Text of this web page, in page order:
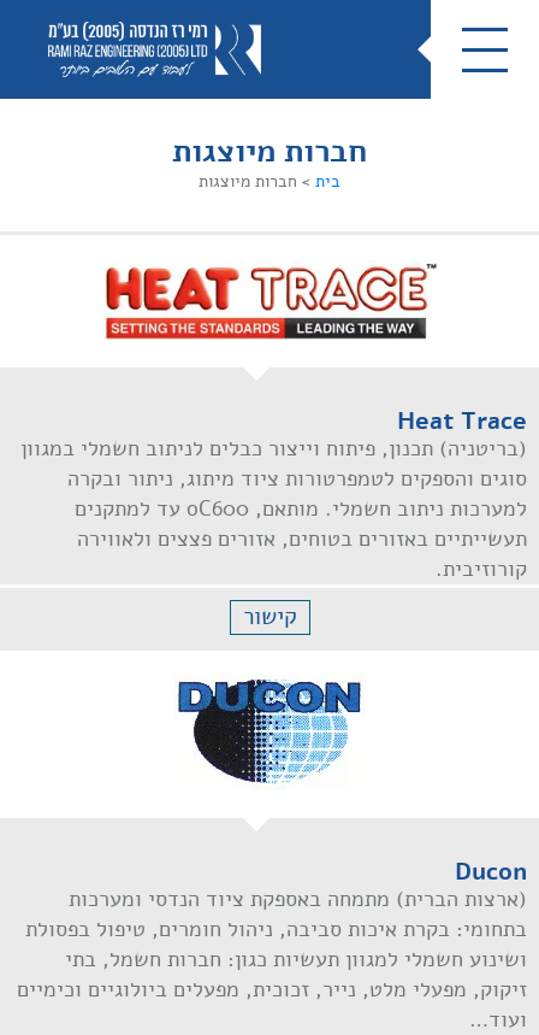
חברות מיוצגות
בית > חברות מיוצגות
Heat Trace
(בריטניה) תכנון, פיתוח וייצור כבלים לניתוב חשמלי במגוון
סוגים והספקים לטמפרטורות ציוד מיתוג, ניתור ובקרה
למערכות ניתוב חשמלי. מותאם, oC600 עד למתקנים
תעשייתיים באזורים בטוחים, אזורים פצצים ולאווירה
קורוזיבית.
קישור
Ducon
(ארצות הברית) מתמחה באספקת ציוד הנדסי ומערכות
בתחומי: בקרת איכות סביבה, ניהול חומרים, טיפול בפסולת
ושינוע חשמלי למגוון תעשיות כגון: חברות חשמל, בתי
זיקוק, מפעלי מלט, נייר, זכוכית, מפעלים ביולוגיים וכימיים
ועוד…